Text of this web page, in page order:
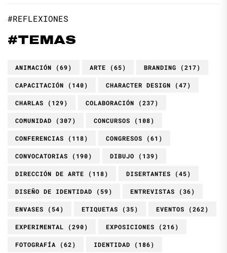
#REFLEXIONES
#TEMAS
ANIMACIÓN (69) ARTE (65) BRANDING (217)
CAPACITACIÓN (140) CHARACTER DESIGN (47)
CHARLAS (129) COLABORACIÓN (237)
COMUNIDAD (307) CONCURSOS (108)
CONFERENCIAS (118) CONGRESOS (61)
CONVOCATORIAS (190) DIBUJO (139)
DIRECCIÓN DE ARTE (118) DISERTANTES (45)
DISEÑO DE IDENTIDAD (59) ENTREVISTAS (36)
ENVASES (54) ETIQUETAS (35) EVENTOS (262)
EXPERIMENTAL (290) EXPOSICIONES (216)
FOTOGRAFÍA (62) IDENTIDAD (186)